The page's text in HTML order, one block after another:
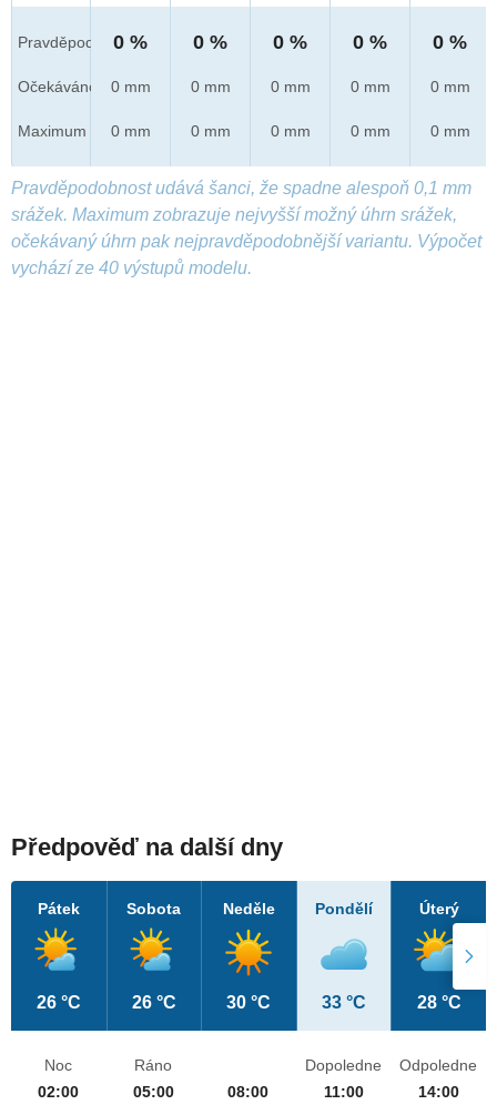
Pravděpod.
Očekáváno
Maximum
0 %
0 mm
0 mm
0 %
0 mm
0 mm
0 %
0 mm
0 mm
0 %
0 mm
0 mm
0 %
0 mm
0 mm
Pravděpodobnost udává šanci, že spadne alespoň 0,1 mm
srážek. Maximum zobrazuje nejvyšší možný úhrn srážek,
očekávaný úhrn pak nejpravděpodobnější variantu. Výpočet
vychází ze 40 výstupů modelu.
Předpověď na další dny
Pátek
26 °C
Sobota
26 °C
Neděle
30 °C
Pondělí
33 °C
Úterý
28 °C
Noc
02:00
Ráno
05:00
08:00
Dopoledne
11:00
Odpoledne
14:00